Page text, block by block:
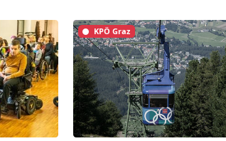
KPÖ Graz